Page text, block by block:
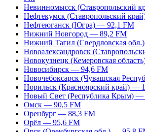
Невинномысск (Ставропольский
Нефтекумск (Ставропольский
Нефтеюганск (Югра) — 92,1 FM
Нижний Новгород — 89,2 FM
Нижний Тагил (Свердловская
Новоалександровск
Новокузнецк (Кемеровская
Новосибирск — 94,6 FM
Новочебоксарск (Чувашская
Норильск (Красноярский край) —
Новый Свет (Республика Крым) —
Омск — 90,5 FM
Оренбург — 88,3 FM
Орёл — 95,6 FM